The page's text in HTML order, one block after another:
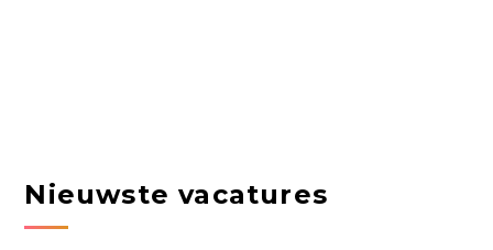
Nieuwste vacatures